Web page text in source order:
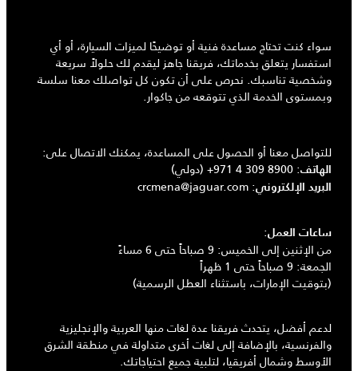
سواء كنت تحتاج مساعدة فنية أو توضيحًا لميزات السيارة، أو أي
استفسار يتعلق بخدماتك، فريقنا جاهز ليقدم لك حلولاً سريعة
وشخصية تناسبك. نحرص على أن تكون كل تواصلك معنا سلسة
وبمستوى الخدمة الذي تتوقعه من جاكوار.
للتواصل معنا أو الحصول على المساعدة، يمكنك الاتصال على:
الهاتف:
+971 4 309 8900 (دولي)
البريد الإلكتروني:
crcmena@jaguar.com
ساعات العمل:
من الإثنين إلى الخميس: 9 صباحاً حتى 6 مساءً
الجمعة: 9 صباحاً حتى 1 ظهراً
(بتوقيت الإمارات، باستثناء العطل الرسمية)
لدعم أفضل، يتحدث فريقنا عدة لغات منها العربية والإنجليزية
والفرنسية، بالإضافة إلى لغات أخرى متداولة في منطقة الشرق
الأوسط وشمال أفريقيا، لتلبية جميع احتياجاتك.